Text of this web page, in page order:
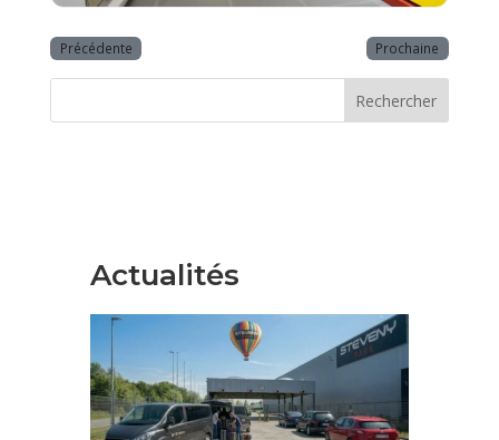
Précédente Prochaine
Rechercher
Actualités